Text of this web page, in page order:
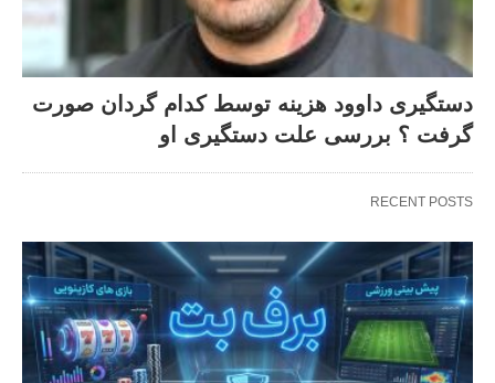
دستگیری داوود هزینه توسط کدام گردان صورت
گرفت ؟ بررسی علت دستگیری او
RECENT POSTS